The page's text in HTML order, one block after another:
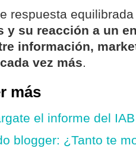
respuesta
y su reacción a un
información,
vez más.
más
el informe del
blogger: ¿Tanto te